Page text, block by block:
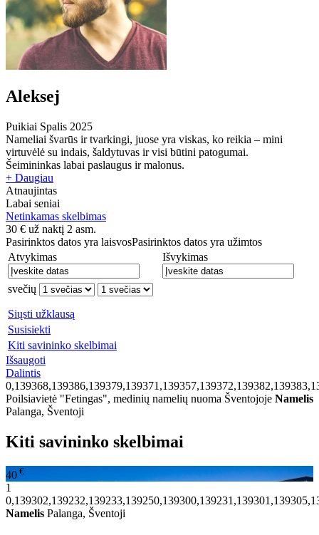
Aleksej
Puikiai Spalis 2025
Nameliai švarūs ir tvarkingi, juose yra viskas, ko reikia – mini
virtuvėlė su indais, šaldytuvas ir visi būtini patogumai.
Šeimininkas labai paslaugus ir malonus.
+ Daugiau
Atnaujintas
Labai seniai
Netinkamas skelbimas
30 € už naktį 2 asm.
Pasirinktos datos yra laisvosPasirinktos datos yra užimtos
Atvykimas
Išvykimas
svečių
Siųsti užklausą
Susisiekti
Kiti savininko skelbimai
Išsaugoti
Dalintis
Poilsiavietė "Fetingas", medinių namelių nuoma Šventojoje Namelis
Palanga, Šventoji
Kiti savininko skelbimai
40 €
1
Namelis Palanga, Šventoji